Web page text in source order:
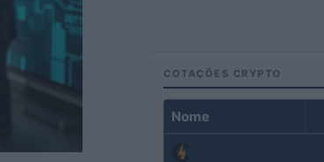
COTAÇÕES CRYPTO
Nome